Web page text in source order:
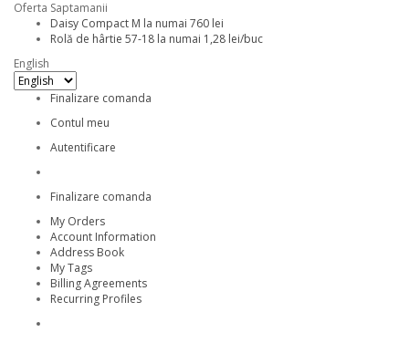
Oferta Saptamanii
Daisy Compact M la numai 760 lei
Rolă de hârtie 57-18 la numai 1,28 lei/buc
English
Finalizare comanda
Contul meu
Autentificare
Finalizare comanda
My Orders
Account Information
Address Book
My Tags
Billing Agreements
Recurring Profiles